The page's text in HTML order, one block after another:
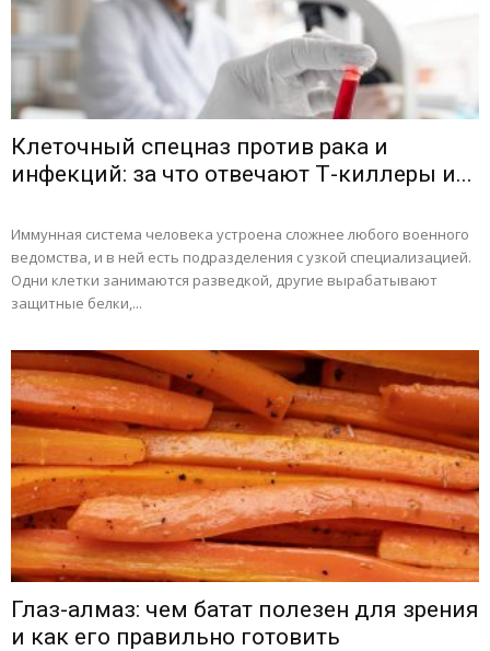
Клеточный спецназ против рака и
инфекций: за что отвечают Т-киллеры и...
Иммунная система человека устроена сложнее любого военного
ведомства, и в ней есть подразделения с узкой специализацией.
Одни клетки занимаются разведкой, другие вырабатывают
защитные белки,...
Глаз-алмаз: чем батат полезен для зрения
и как его правильно готовить